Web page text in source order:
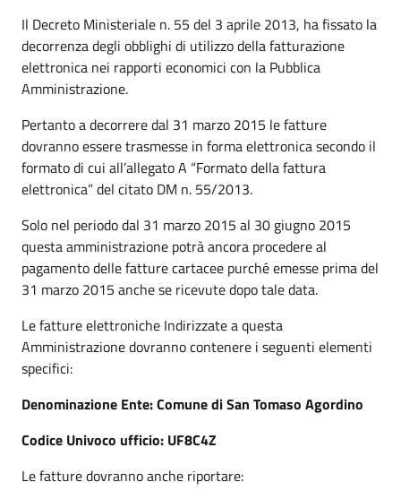
Il Decreto Ministeriale n. 55 del 3 aprile 2013, ha fissato la
decorrenza degli obblighi di utilizzo della fatturazione
elettronica nei rapporti economici con la Pubblica
Amministrazione.
Pertanto a decorrere dal 31 marzo 2015 le fatture
dovranno essere trasmesse in forma elettronica secondo il
formato di cui all’allegato A “Formato della fattura
elettronica” del citato DM n. 55/2013.
Solo nel periodo dal 31 marzo 2015 al 30 giugno 2015
questa amministrazione potrà ancora procedere al
pagamento delle fatture cartacee purché emesse prima del
31 marzo 2015 anche se ricevute dopo tale data.
Le fatture elettroniche Indirizzate a questa
Amministrazione dovranno contenere i seguenti elementi
specifici:
Denominazione Ente: Comune di San Tomaso Agordino
Codice Univoco ufficio: UF8C4Z
Le fatture dovranno anche riportare: